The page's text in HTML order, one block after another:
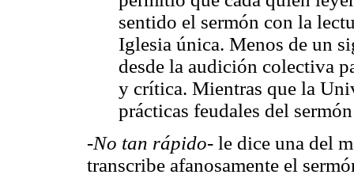
sentido el sermón con la
Iglesia única. Menos de un
desde la audición colectiva
y crítica. Mientras que la
prácticas feudales del
-No tan rápido- le dice una del
transcribe afanosamente el